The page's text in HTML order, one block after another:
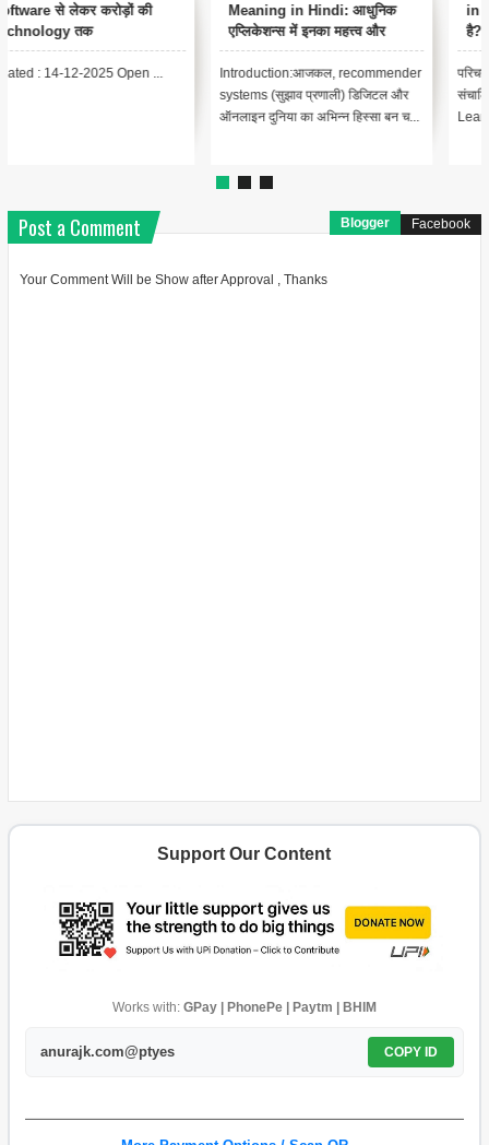
in Hindi: Ensemble लर्निंग क्या
है?
परिचय (Introduction)आजकल के डेटा-
हैं?
परिचय [Introduction]अनसुपरवाइज्ड
एल्गोरिदम मशीन लर्निंग का एक मुख्य घटक है
जो कंप्यूटर को लेबल किए ग...
Post a Comment Blogger Facebook
Your Comment Will be Show after Approval , Thanks
Support Our Content
Works with: GPay | PhonePe | Paytm | BHIM
anurajk.com@ptyes COPY ID